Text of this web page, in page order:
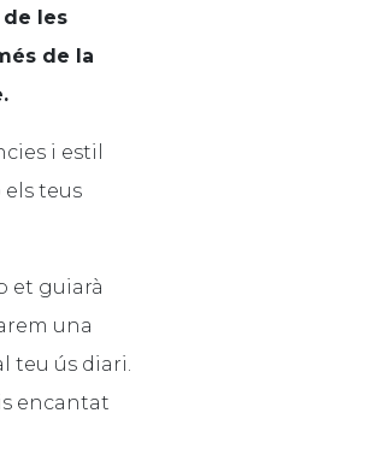
les
de la
i estil
teus
et guiarà
una
teu ús diari.
encantat